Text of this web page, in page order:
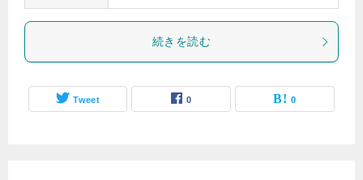
続きを読む
Tweet 0 0